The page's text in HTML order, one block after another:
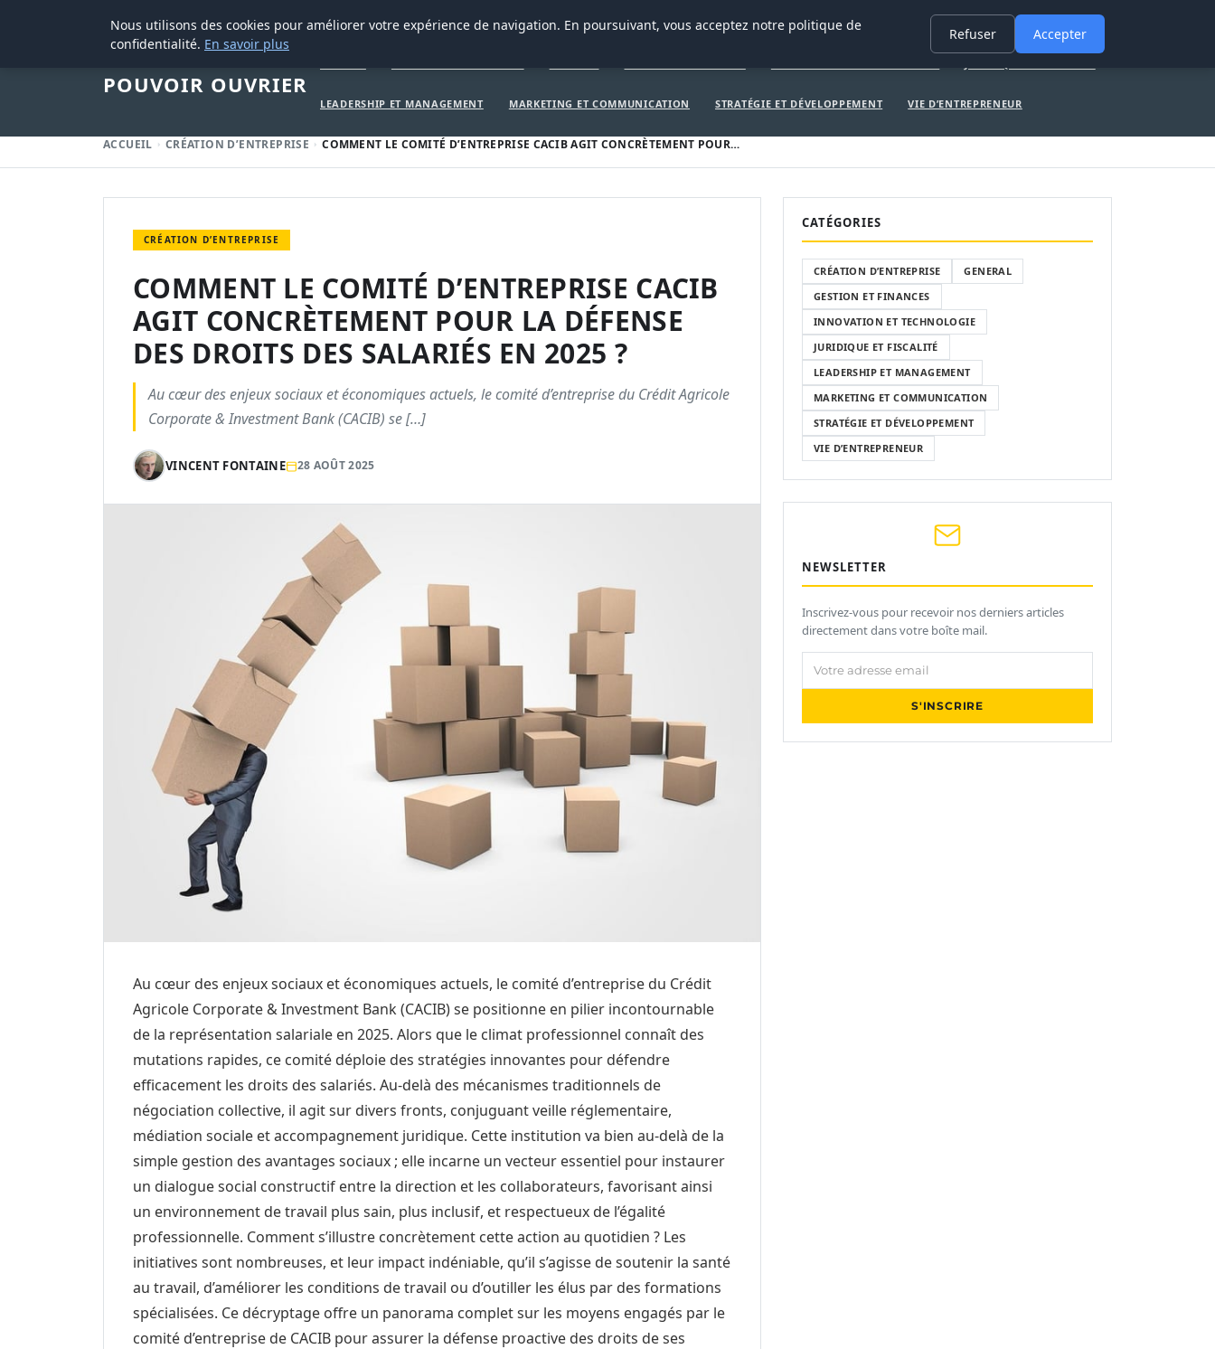
GESTION ET FINANCESINNOVATION ET TECHNOLOGIE
POUVOIR OUVRIER
LEADERSHIP ET MANAGEMENT MARKETING ET COMMUNICATION STRATÉGIE ET DÉVELOPPEMENT VIE D’ENTREPRENEUR
ACCUEIL CRÉATION D’ENTREPRISE COMMENT LE COMITÉ D’ENTREPRISE CACIB AGIT CONCRÈTEMENT POUR…
CRÉATION D’ENTREPRISE
COMMENT LE COMITÉ D’ENTREPRISE CACIB
AGIT CONCRÈTEMENT POUR LA DÉFENSE
DES DROITS DES SALARIÉS EN 2025 ?
Au cœur des enjeux sociaux et économiques actuels, le comité d’entreprise du Crédit Agricole
Corporate & Investment Bank (CACIB) se […]
VINCENT FONTAINE 28 AOÛT 2025
Au cœur des enjeux sociaux et économiques actuels, le comité d’entreprise du Crédit
Agricole Corporate & Investment Bank (CACIB) se positionne en pilier incontournable
de la représentation salariale en 2025. Alors que le climat professionnel connaît des
mutations rapides, ce comité déploie des stratégies innovantes pour défendre
efficacement les droits des salariés. Au-delà des mécanismes traditionnels de
négociation collective, il agit sur divers fronts, conjuguant veille réglementaire,
médiation sociale et accompagnement juridique. Cette institution va bien au-delà de la
simple gestion des avantages sociaux ; elle incarne un vecteur essentiel pour instaurer
un dialogue social constructif entre la direction et les collaborateurs, favorisant ainsi
un environnement de travail plus sain, plus inclusif, et respectueux de l’égalité
professionnelle. Comment s’illustre concrètement cette action au quotidien ? Les
initiatives sont nombreuses, et leur impact indéniable, qu’il s’agisse de soutenir la santé
au travail, d’améliorer les conditions de travail ou d’outiller les élus par des formations
spécialisées. Ce décryptage offre un panorama complet sur les moyens engagés par le
comité d’entreprise de CACIB pour assurer la défense proactive des droits de ses
CATÉGORIES
CRÉATION D’ENTREPRISE
GENERAL
GESTION ET FINANCES
INNOVATION ET TECHNOLOGIE
JURIDIQUE ET FISCALITÉ
LEADERSHIP ET MANAGEMENT
MARKETING ET COMMUNICATION
STRATÉGIE ET DÉVELOPPEMENT
VIE D’ENTREPRENEUR
NEWSLETTER
Inscrivez-vous pour recevoir nos derniers articles
directement dans votre boîte mail.
Votre adresse email
S'INSCRIRE
Nous utilisons des cookies pour améliorer votre expérience de navigation. En poursuivant, vous acceptez notre politique de
confidentialité. En savoir plus
Refuser Accepter